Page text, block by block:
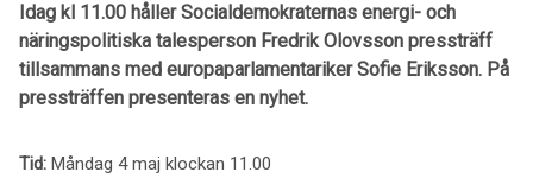
Idag kl 11.00 håller Socialdemokraternas energi- och
näringspolitiska talesperson Fredrik Olovsson pressträff
tillsammans med europaparlamentariker Sofie Eriksson. På
pressträffen presenteras en nyhet.
Tid: Måndag 4 maj klockan 11.00